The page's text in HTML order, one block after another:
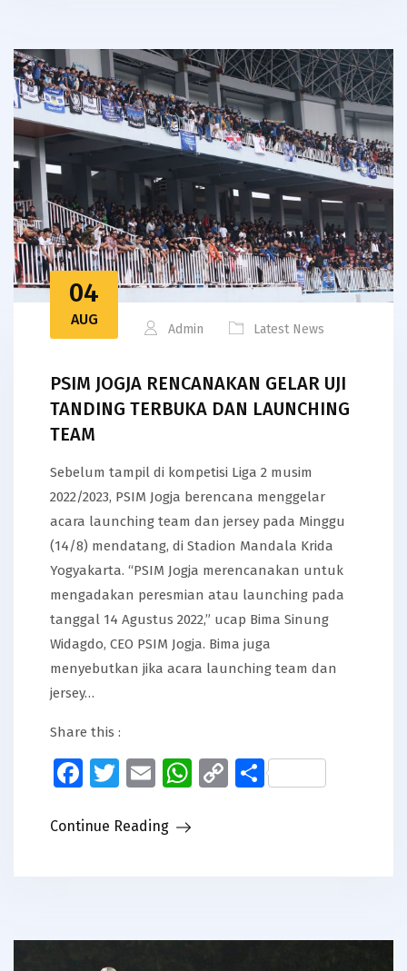
04
AUG
Admin Latest News
PSIM JOGJA RENCANAKAN GELAR UJI
TANDING TERBUKA DAN LAUNCHING
TEAM
Sebelum tampil di kompetisi Liga 2 musim
2022/2023, PSIM Jogja berencana menggelar
acara launching team dan jersey pada Minggu
(14/8) mendatang, di Stadion Mandala Krida
Yogyakarta. “PSIM Jogja merencanakan untuk
mengadakan peresmian atau launching pada
tanggal 14 Agustus 2022,” ucap Bima Sinung
Widagdo, CEO PSIM Jogja. Bima juga
menyebutkan jika acara launching team dan
jersey…
Share this :
Facebook
Twitter
EmailWhatsApp
CopyShare
Continue Reading